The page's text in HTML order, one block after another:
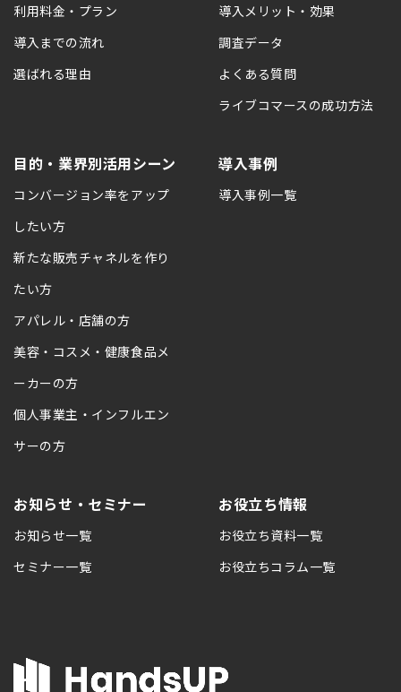
利用料金・プラン
導入までの流れ
選ばれる理由
導入メリット・効果
調査データ
よくある質問
ライブコマースの成功方法
目的・業界別活用シーン
コンバージョン率をアップ
したい方
新たな販売チャネルを作り
たい方
アパレル・店舗の方
美容・コスメ・健康食品メ
ーカーの方
個人事業主・インフルエン
サーの方
導入事例
導入事例一覧
お知らせ・セミナー
お知らせ一覧
セミナー一覧
お役立ち情報
お役立ち資料一覧
お役立ちコラム一覧